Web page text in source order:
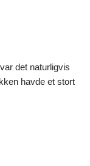
det naturligvis
havde et stort